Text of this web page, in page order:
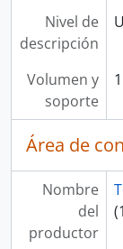
Nivel de
descripción
Volumen y
soporte
Área de
Nombre
del
productor